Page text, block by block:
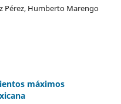
Pérez, Humberto Marengo
máximos